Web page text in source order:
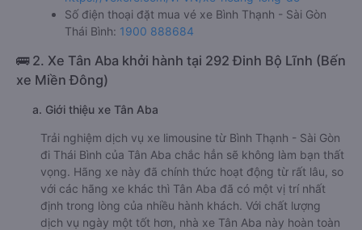
Số điện thoại đặt mua vé xe Bình Thạnh - Sài Gòn
Thái Bình: 1900 888684
🚌 2. Xe Tân Aba khởi hành tại 292 Đinh Bộ Lĩnh (Bến
xe Miền Đông)
a. Giới thiệu xe Tân Aba
Trải nghiệm dịch vụ xe limousine từ Bình Thạnh - Sài Gòn
đi Thái Bình của Tân Aba chắc hẳn sẽ không làm bạn thất
vọng. Hãng xe này đã chính thức hoạt động từ rất lâu, so
với các hãng xe khác thì Tân Aba đã có một vị trí nhất
định trong lòng của nhiều hành khách. Với chất lượng
dịch vụ ngày một tốt hơn, nhà xe Tân Aba này hoàn toàn